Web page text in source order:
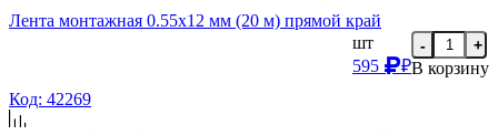
Лента монтажная 0.55х12 мм (20 м) прямой край
шт
595
₽
- +
В корзину
Код: 42269